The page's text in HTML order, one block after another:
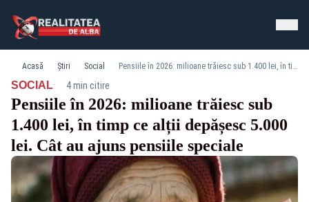
Acasă Știri Social Pensiile în 2026: milioane trăiesc sub 1.400 lei, în timp ce alții depășesc 5.000 lei. Cât au ajuns pensiile speciale
SOCIAL· 4 min citire
Pensiile în 2026: milioane trăiesc sub
1.400 lei, în timp ce alții depășesc 5.000
lei. Cât au ajuns pensiile speciale